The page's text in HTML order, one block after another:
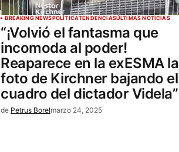
BREAKING NEWSPOLÍTICATENDENCIASÚLTIMAS NOTICIAS
“¡Volvió el fantasma que
incomoda al poder!
Reaparece en la exESMA la
foto de Kirchner bajando el
cuadro del dictador Videla”
de Petrus Borelmarzo 24, 2025